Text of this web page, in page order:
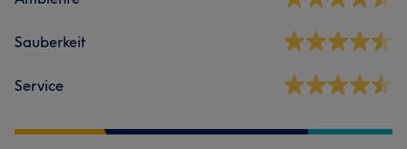
Sauberkeit
Service